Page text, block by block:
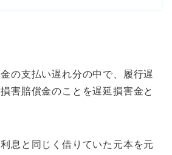
の支払い遅れ分の中で、履行遅
害賠償金のことを遅延損害金と
息と同じく借りていた元本を元